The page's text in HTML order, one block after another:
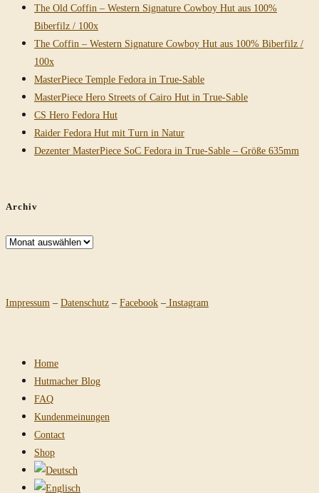
The Old Coffin – Western Signature Cowboy Hut aus 100%
Biberfilz / 100x
The Coffin – Western Signature Cowboy Hut aus 100% Biberfilz /
100x
MasterPiece Temple Fedora in True-Sable
MasterPiece Hero Streets of Cairo Hut in True-Sable
CS Hero Fedora Hut
Raider Fedora Hut mit Turn in Natur
Dezenter MasterPiece SoC Fedora in True-Sable – Größe 635mm
Archiv
Archiv
Impressum – Datenschutz – Facebook – Instagram
Home
Hutmacher Blog
FAQ
Kundenmeinungen
Contact
Shop